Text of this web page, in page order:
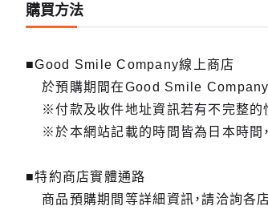
購買方法
■Good Smile Company線上商店
於預購期間在Good Smile Company
※付款及收件地址資訊若有不完整的
※於本網站記載的時間皆為日本時間
■特約商店實體通路
商品預購期間等詳細資訊，請洽詢各店